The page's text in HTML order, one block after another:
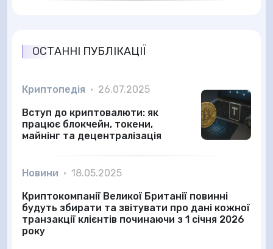
ОСТАННІ ПУБЛІКАЦІЇ
Криптопедія • 26.07.2025
Вступ до криптовалюти: як
працює блокчейн, токени,
майнінг та децентралізація
Новини • 18.05.2025
Криптокомпанії Великої Британії повинні
будуть збирати та звітувати про дані кожної
транзакції клієнтів починаючи з 1 січня 2026
року